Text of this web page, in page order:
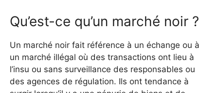
Qu’est-ce qu’un marché noir ?
Un marché noir fait référence à un échange ou à
un marché illégal où des transactions ont lieu à
l’insu ou sans surveillance des responsables ou
des agences de régulation. Ils ont tendance à